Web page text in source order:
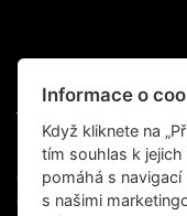
VÝROBNÍ
Běstovice 115
Choceň 565 01
Česká republika
Informace o
Když kliknete na
tím souhlas k jejich
pomáhá s
s našimi